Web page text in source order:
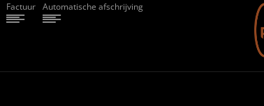
Factuur Automatische afschrijving